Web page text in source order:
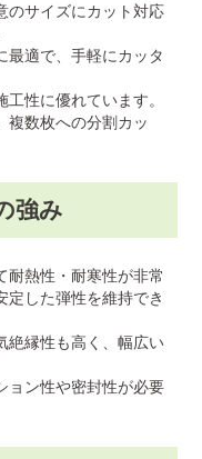
のサイズにカット対応
最適で、手軽にカッタ
性に優れています。
複数枚への分割カッ
強み
耐熱性・耐寒性が非常
定した弾性を維持でき
絶縁性も高く、幅広い
ョン性や密封性が必要